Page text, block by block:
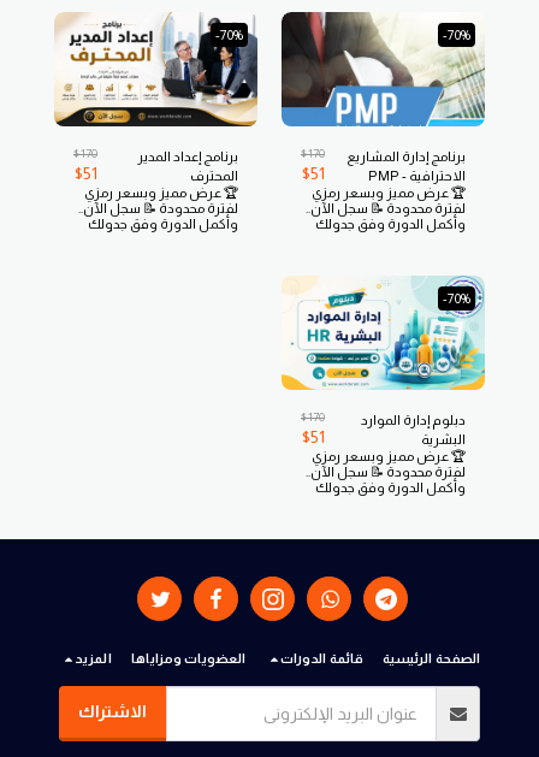
-70%
برنامج إدارة المشاريع
الاحترافية - PMP
$170
$51
🏆 عرض مميز وبسعر رمزي
لفترة محدودة 📝 سجل الآن..
وأكمل الدورة وفق جدولك
وMastercard
-70%
برنامج إعداد المدير
المحترف
$170
$51
🏆 عرض مميز وبسعر رمزي
لفترة محدودة 📝 سجل الآن..
وأكمل الدورة وفق جدولك
-70%
دبلوم إدارة الموارد
البشرية
$170
$51
🏆 عرض مميز وبسعر رمزي
لفترة محدودة 📝 سجل الآن..
وأكمل الدورة وفق جدولك
الصفحة الرئيسية قائمة الدورات العضويات ومزاياها المزيد
الاشتراك